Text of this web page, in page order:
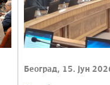
Београд, 15. јун